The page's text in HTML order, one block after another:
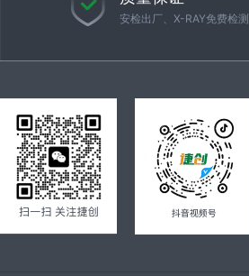
安检出厂、X-RAY免费检测